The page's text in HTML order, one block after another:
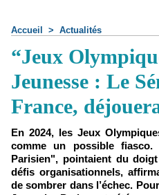
Accueil > Actualités
“Jeux
Jeunesse : Le
France,
En 2024, les Jeux
comme un possible
Parisien", pointaient du
défis organisationnels,
de sombrer dans l’échec.